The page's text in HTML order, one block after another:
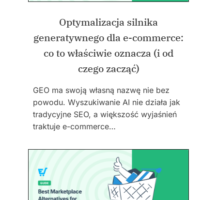
Optymalizacja silnika
generatywnego dla e-commerce:
co to właściwie oznacza (i od
czego zacząć)
GEO ma swoją własną nazwę nie bez
powodu. Wyszukiwanie AI nie działa jak
tradycyjne SEO, a większość wyjaśnień
traktuje e-commerce…